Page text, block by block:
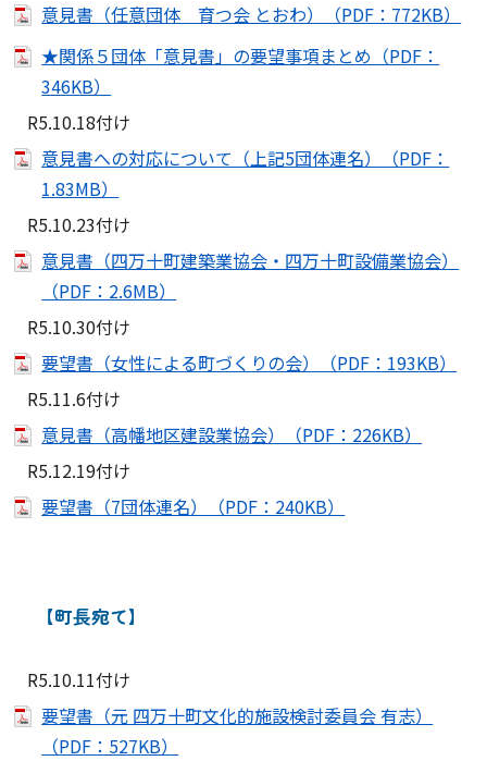
意見書（任意団体 育つ会 とおわ）（PDF：772KB）
★関係５団体「意見書」の要望事項まとめ（PDF：
346KB）
R5.10.18付け
意見書への対応について（上記5団体連名）（PDF：
1.83MB）
R5.10.23付け
意見書（四万十町建築業協会・四万十町設備業協会）
（PDF：2.6MB）
R5.10.30付け
要望書（女性による町づくりの会）（PDF：193KB）
R5.11.6付け
意見書（高幡地区建設業協会）（PDF：226KB）
R5.12.19付け
要望書（7団体連名）（PDF：240KB）
【町長宛て】
R5.10.11付け
要望書（元 四万十町文化的施設検討委員会 有志）
（PDF：527KB）